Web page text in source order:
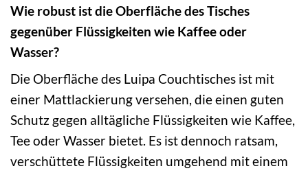
Wie robust ist die Oberfläche des Tisches
gegenüber Flüssigkeiten wie Kaffee oder
Wasser?
Die Oberfläche des Luipa Couchtisches ist mit
einer Mattlackierung versehen, die einen guten
Schutz gegen alltägliche Flüssigkeiten wie Kaffee,
Tee oder Wasser bietet. Es ist dennoch ratsam,
verschüttete Flüssigkeiten umgehend mit einem